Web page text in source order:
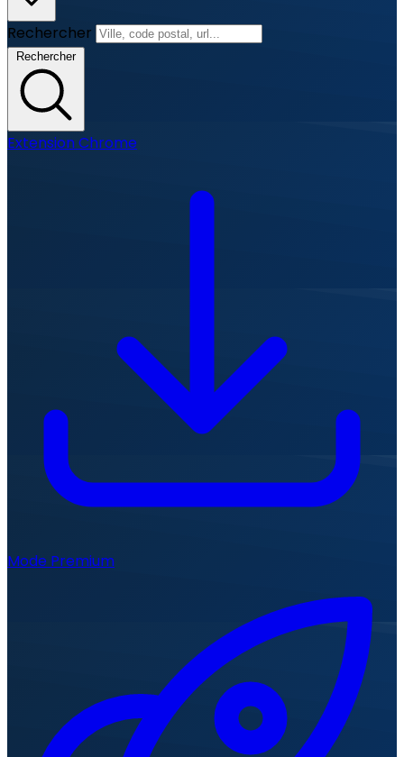
Rechercher
Rechercher
Extension Chrome
Mode Premium